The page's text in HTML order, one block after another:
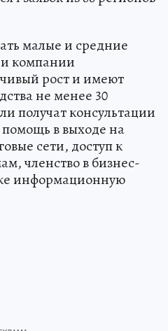
малые и средние
компании
рост и имеют
не менее 30
получат консультации
в выходе на
сети, доступ к
членство в бизнес-
информационную